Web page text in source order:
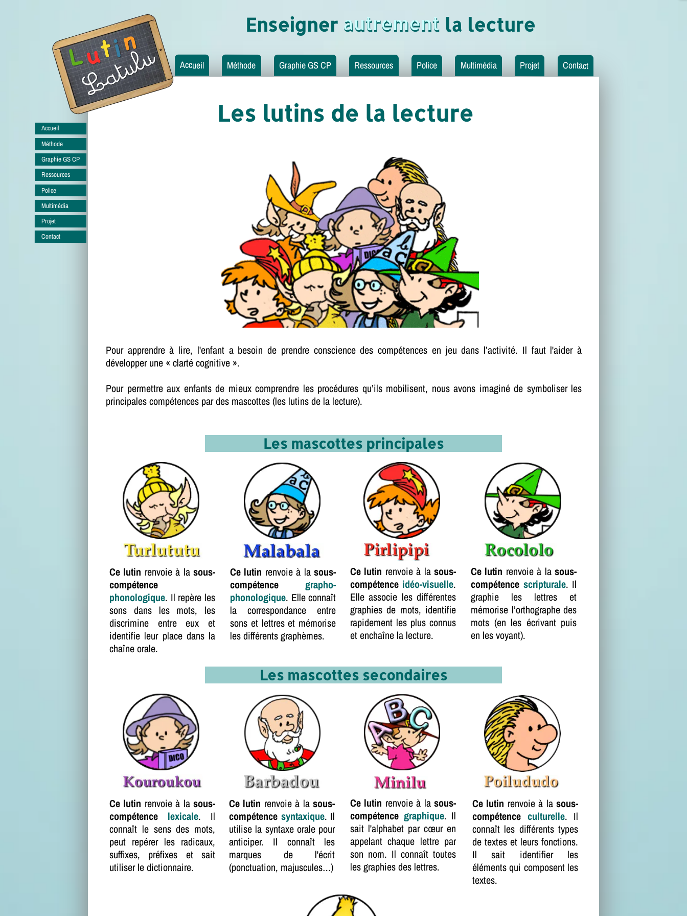
Accueil Méthode Graphie GS CP Ressources Police Multimédia Projet Contact
autrement
Enseigner autrement la lecture
Accueil
Méthode
Graphie GS CP
Ressources
Police
Multimédia
Projet
Contact
Les lutins de la lecture
Pour apprendre à lire, l'enfant a besoin de prendre conscience des compétences en jeu dans l’activité. Il faut l'aider à
développer une « clarté cognitive ».
Pour permettre aux enfants de mieux comprendre les procédures qu’ils mobilisent, nous avons imaginé de symboliser les
principales compétences par des mascottes (les lutins de la lecture).
Les mascottes principales
Ce lutin renvoie à lasous-
compétence scripturale. Il
graphie les lettres et
mémorise l’orthographe des
mots (en les écrivant puis
en les voyant).
Ce lutin renvoie à lasous-
compétence idéo-visuelle.
Elle associe les différentes
graphies de mots, identifie
rapidement les plus connus
et enchaîne la lecture.
Ce lutin renvoie à lasous-
compétence
phonologique. Il repère les
sons dans les mots, les
discrimine entre eux et
identifie leur place dans la
chaîne orale.
Ce lutin renvoie à lasous-
compétence grapho-
phonologique. Elle connaît
la correspondance entre
sons et lettres et mémorise
les différents graphèmes.
Les mascottes secondaires
Ce lutin renvoie à lasous-
compétence graphique. Il
sait l'alphabet par cœur en
appelant chaque lettre par
son nom. Il connaît toutes
les graphies des lettres.
Ce lutin renvoie à lasous-
compétence syntaxique. Il
utilise la syntaxe orale pour
anticiper. Il connaît les
marques de l'écrit
(ponctuation, majuscules…)
Ce lutin renvoie à lasous-
compétence lexicale. Il
connaît le sens des mots,
peut repérer les radicaux,
suffixes, préfixes et sait
utiliser le dictionnaire.
Ce lutin renvoie à lasous-
compétence culturelle. Il
connaît les différents types
de textes et leurs fonctions.
Il sait identifier les
éléments qui composent les
textes.